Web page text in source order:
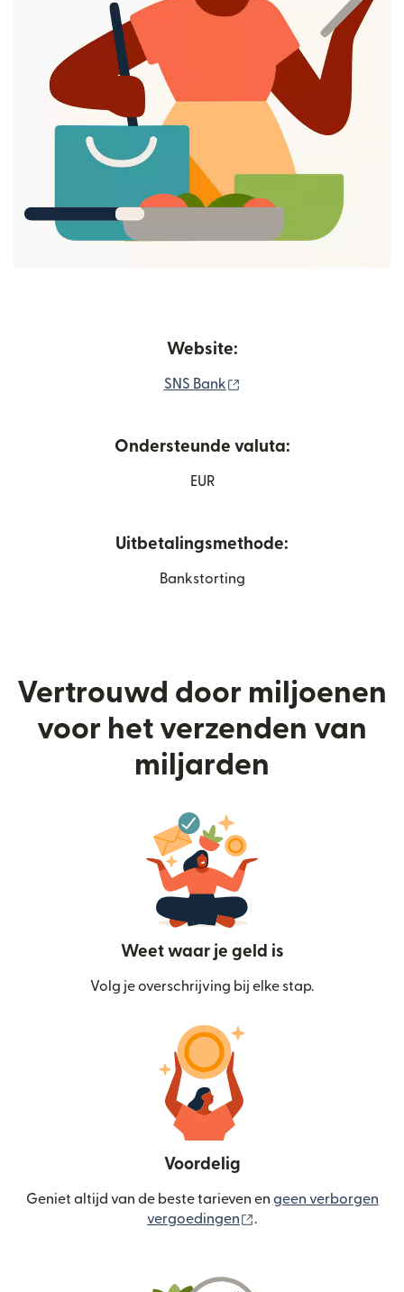
Website:
SNS Bank
Ondersteunde valuta:
EUR
Uitbetalingsmethode:
Bankstorting
Vertrouwd door miljoenen
voor het verzenden van
miljarden
Weet waar je geld is
Volg je overschrijving bij elke stap.
Voordelig
Geniet altijd van de beste tarieven en geen verborgen
vergoedingen
.